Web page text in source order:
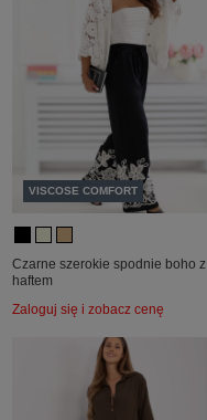
VISCOSE COMFORT
Czarne szerokie spodnie boho z
haftem
Zaloguj się i zobacz cenę